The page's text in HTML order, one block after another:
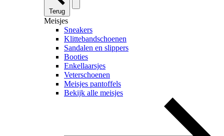
Terug
Meisjes
Sneakers
Klittebandschoenen
Sandalen en slippers
Booties
Enkellaarsjes
Veterschoenen
Meisjes pantoffels
Bekijk alle meisjes